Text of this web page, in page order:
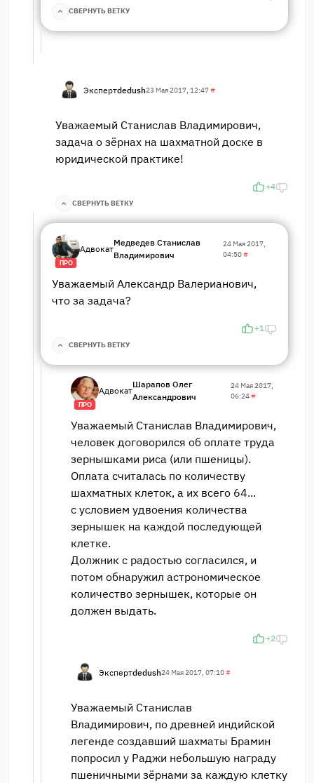
СВЕРНУТЬ ВЕТКУ
Экспертdedush23 Мая 2017, 12:47#
Уважаемый Станислав Владимирович,
задача о зёрнах на шахматной доске в
юридической практике!
+4
СВЕРНУТЬ ВЕТКУ
ПРО
Адвокат
Медведев Станислав
Владимирович
24 Мая 2017,
04:50#
Уважаемый Александр Валерианович,
что за задача?
+1
СВЕРНУТЬ ВЕТКУ
ПРО
Адвокат
Шарапов Олег
Александрович
24 Мая 2017,
06:24#
Уважаемый Станислав Владимирович,
человек договорился об оплате труда
зернышками риса (или пшеницы).
Оплата считалась по количеству
шахматных клеток, а их всего 64...
с условием удвоения количества
зернышек на каждой последующей
клетке.
Должник с радостью согласился, и
потом обнаружил астрономическое
количество зернышек, которые он
должен выдать.
+2
Экспертdedush24 Мая 2017, 07:10#
Уважаемый Станислав
Владимирович, по древней индийской
легенде создавший шахматы Брамин
попросил у Раджи небольшую награду
пшеничными зёрнами за каждую клетку